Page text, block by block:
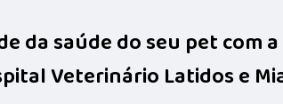
da saúde do seu pet com
Veterinário Latidos e